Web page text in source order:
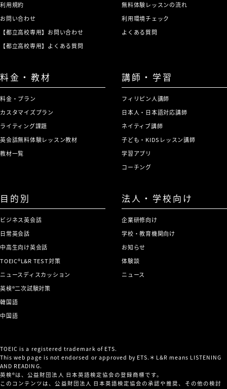
利用規約
お問い合わせ
【都立高校専用】お問い合わせ
【都立高校専用】よくある質問
無料体験レッスンの流れ
利用環境チェック
よくある質問
料金・教材
料金・プラン
カスタマイズプラン
ライティング課題
英会話無料体験レッスン教材
教材一覧
講師・学習
フィリピン人講師
日本人・日本語対応講師
ネイティブ講師
子ども・KIDSレッスン講師
学習アプリ
コーチング
目的別
ビジネス英会話
日常英会話
中高生向け英会話
TOEIC®L&R TEST対策
ニュースディスカッション
英検®二次試験対策
韓国語
中国語
法人・学校向け
企業研修向け
学校・教育機関向け
お知らせ
体験談
ニュース
TOEIC is a registered trademark of ETS.
This web page is not endorsed or approved by ETS.＊L&R means LISTENING
AND READING.
英検®は、公益財団法人 日本英語検定協会の登録商標です。
このコンテンツは、公益財団法人 日本英語検定協会の承認や推奨、その他の検討